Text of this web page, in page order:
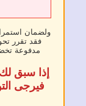
ولضمان استمرار
فقد تقرر تحويل
مدفوعة تخضع لشروط
إذا سبق لك نشر
فيرجى التواصل